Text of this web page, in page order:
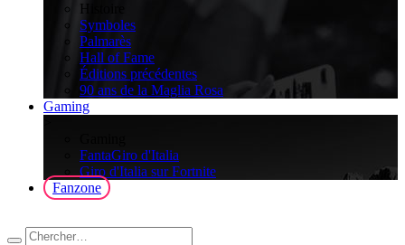
Histoire
Symboles
Palmarès
Hall of Fame
Éditions précédentes
90 ans de la Maglia Rosa
Gaming
FantaGiro d'Italia
Giro d'Italia sur Fortnite
Fanzone